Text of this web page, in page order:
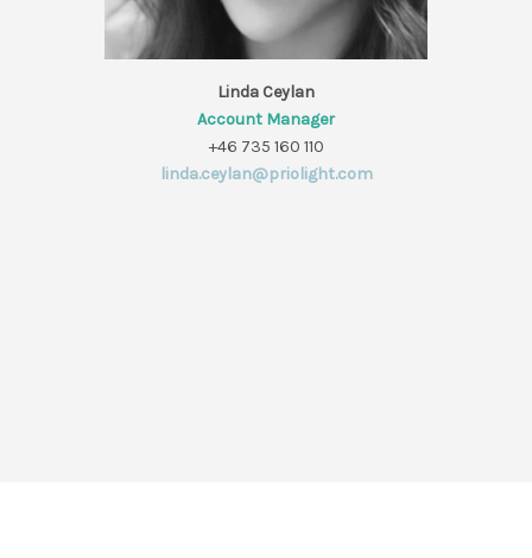
Linda Ceylan
Account Manager
+46 735 160 110
linda.ceylan@priolight.com